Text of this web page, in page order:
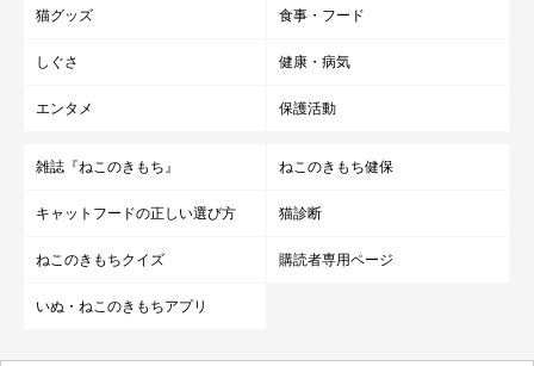
猫グッズ 食事・フード
しぐさ 健康・病気
エンタメ 保護活動
雑誌『ねこのきもち』 ねこのきもち健保
キャットフードの正しい選び方 猫診断
ねこのきもちクイズ 購読者専用ページ
いぬ・ねこのきもちアプリ